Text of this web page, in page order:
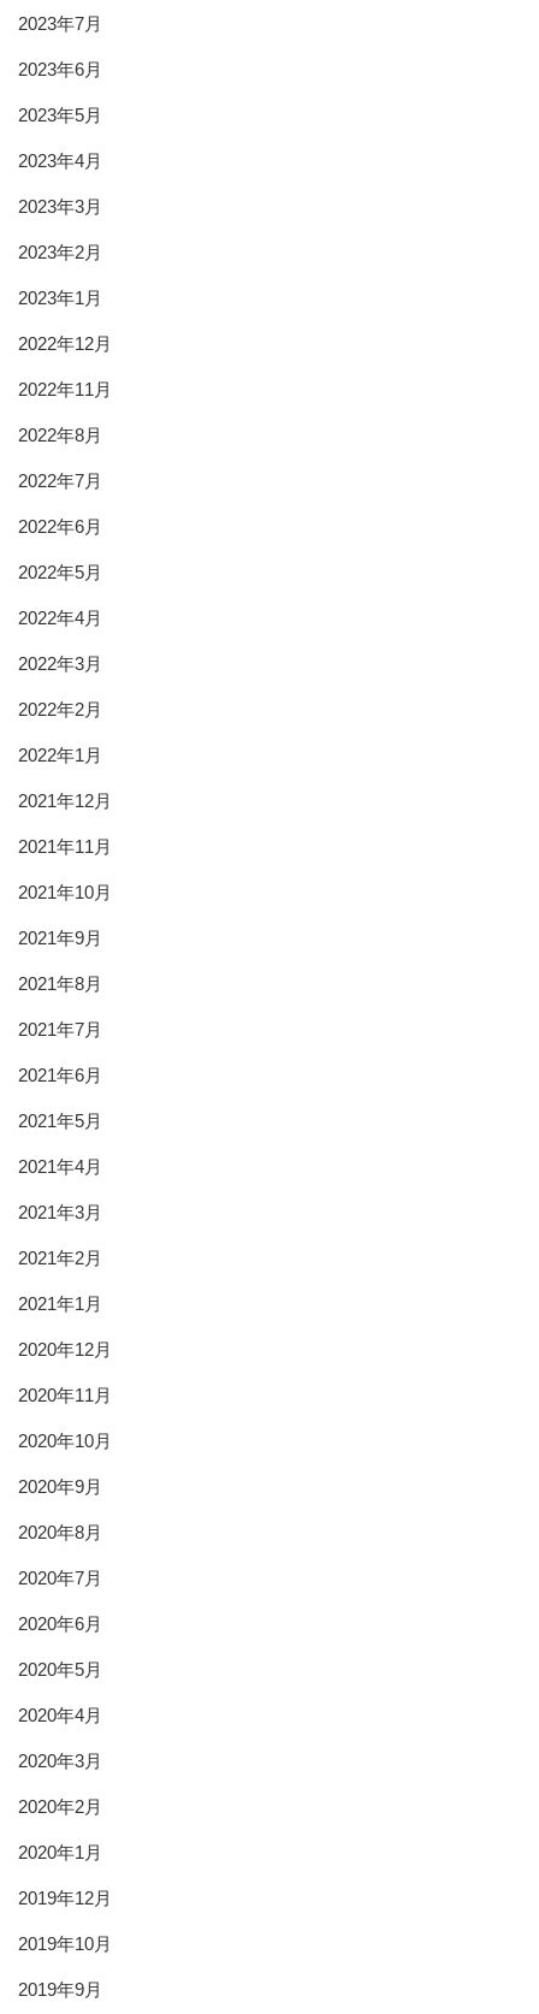
2023年7月
2023年6月
2023年5月
2023年4月
2023年3月
2023年2月
2023年1月
2022年12月
2022年11月
2022年8月
2022年7月
2022年6月
2022年5月
2022年4月
2022年3月
2022年2月
2022年1月
2021年12月
2021年11月
2021年10月
2021年9月
2021年8月
2021年7月
2021年6月
2021年5月
2021年4月
2021年3月
2021年2月
2021年1月
2020年12月
2020年11月
2020年10月
2020年9月
2020年8月
2020年7月
2020年6月
2020年5月
2020年4月
2020年3月
2020年2月
2020年1月
2019年12月
2019年10月
2019年9月